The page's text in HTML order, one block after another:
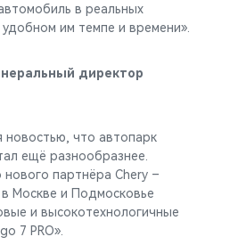
в реальных
им темпе и времени».
директор
что автопарк
ещё разнообразнее.
партнёра Chery –
Москве и Подмосковье
и высокотехнологичные
7 PRO».